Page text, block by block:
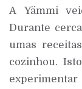
A Yämmi
Durante
umas
cozinhou.